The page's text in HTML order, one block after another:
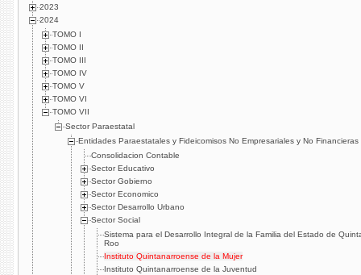
2023
2024
TOMO I
TOMO II
TOMO III
TOMO IV
TOMO V
TOMO VI
TOMO VII
Sector Paraestatal
Entidades Paraestatales y Fideicomisos No Empresariales y No Financieras
Consolidacion Contable
Sector Educativo
Sector Gobierno
Sector Economico
Sector Desarrollo Urbano
Sector Social
Sistema para el Desarrollo Integral de la Familia del Estado de
Roo
Instituto Quintanarroense de la Mujer
Instituto Quintanarroense de la Juventud